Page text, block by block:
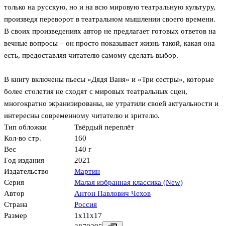
только на русскую, но и на всю мировую театральную культуру,
произведя переворот в театральном мышлении своего времени.
В своих произведениях автор не предлагает готовых ответов на
вечные вопросы – он просто показывает жизнь такой, какая она
есть, предоставляя читателю самому сделать выбор.
В книгу включены пьесы «Дядя Ваня» и «Три сестры», которые
более столетия не сходят с мировых театральных сцен,
многократно экранизированы, не утратили своей актуальности и
интересны современному читателю и зрителю.
Тип обложки
Твёрдый переплёт
Кол-во стр.
160
Вес
140 г
Год издания
2021
Издательство
Мартин
Серия
Малая избранная классика (New)
Автор
Антон Павлович Чехов
Страна
Россия
Размер
1x11x17